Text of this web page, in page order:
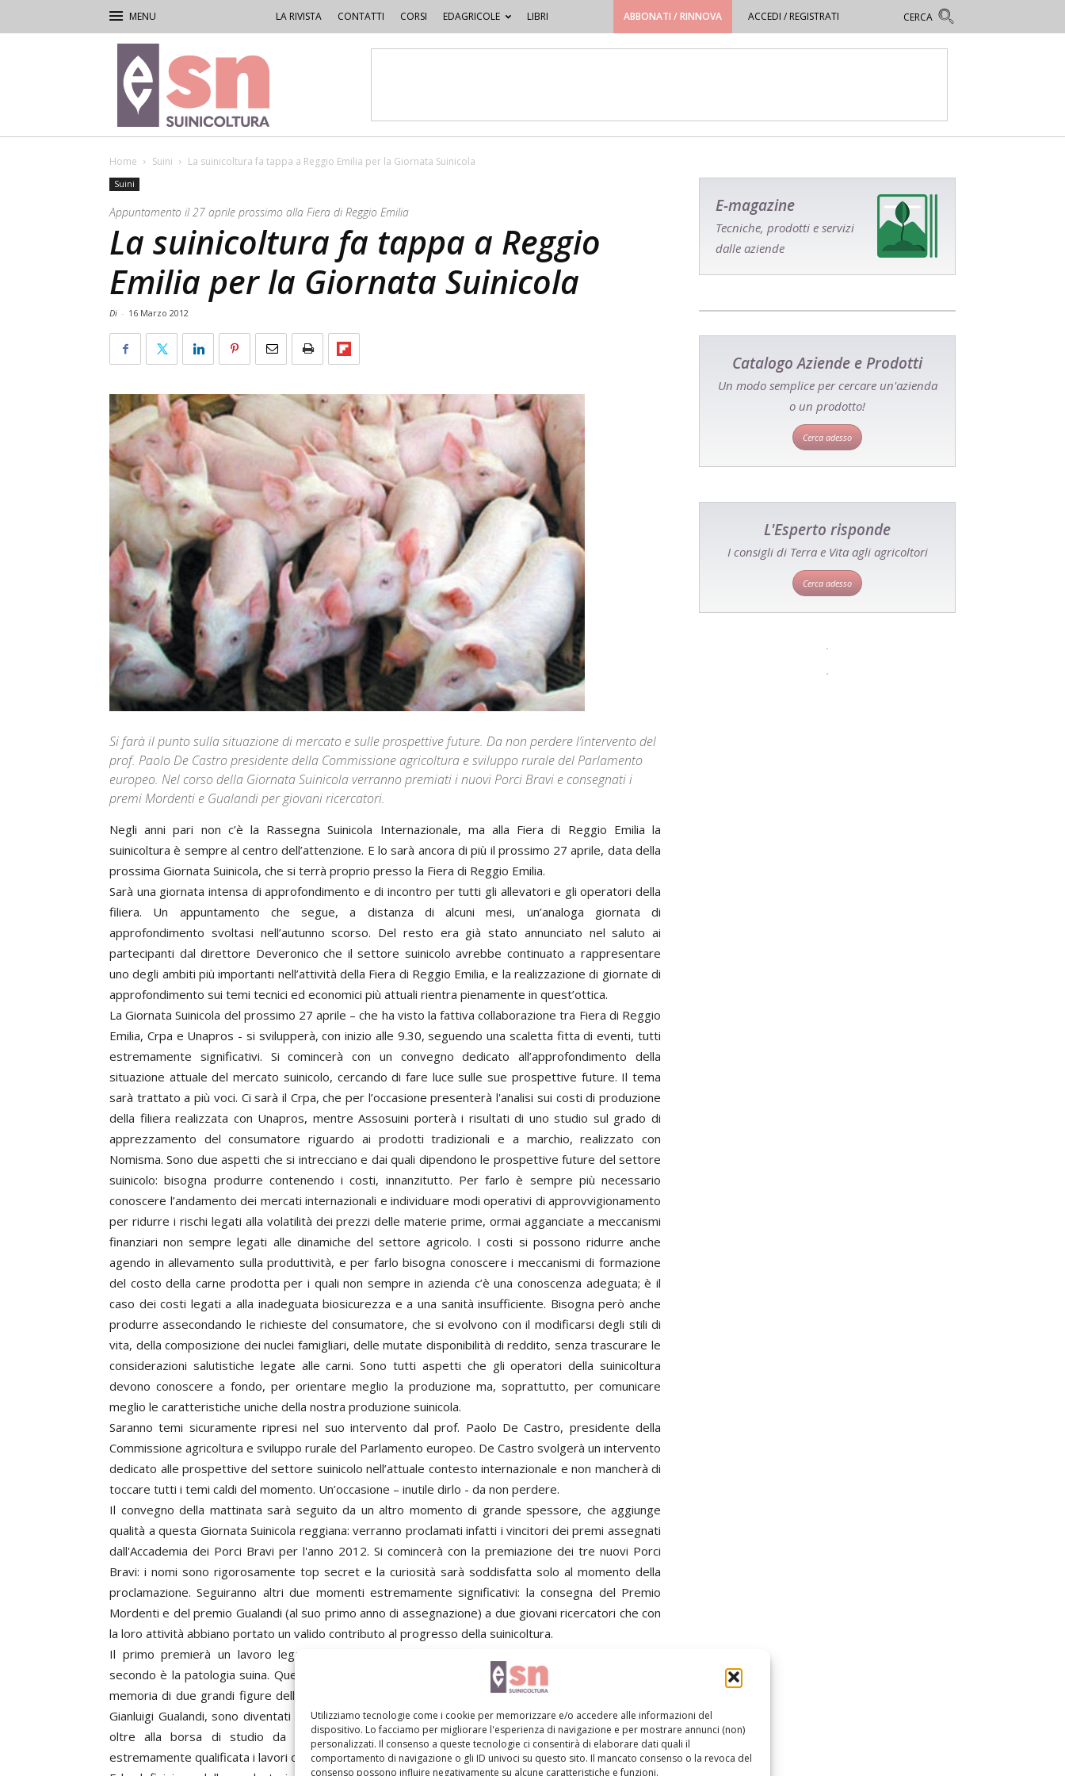
Utilizziamo tecnologie come i cookie per memorizzare e/o accedere alle informazioni del
dispositivo. Lo facciamo per migliorare l'esperienza di navigazione e per mostrare annunci (non)
personalizzati. Il consenso a queste tecnologie ci consentirà di elaborare dati quali il
comportamento di navigazione o gli ID univoci su questo sito. Il mancato consenso o la revoca del
consenso possono influire negativamente su alcune caratteristiche e funzioni.
LA RIVISTA CONTATTI CORSI EDAGRICOLE LIBRI ABBONATI / RINNOVA ACCEDI / REGISTRATI
Rivista
di
Suinicoltura
Home Suini La suinicoltura fa tappa a Reggio Emilia per la Giornata Suinicola
Suini
Appuntamento il 27 aprile prossimo alla Fiera di Reggio Emilia
La suinicoltura fa tappa a Reggio
Emilia per la Giornata Suinicola
Di - 16 Marzo 2012
Si farà il punto sulla situazione di mercato e sulle prospettive future. Da non perdere l’intervento del
prof. Paolo De Castro presidente della Commissione agricoltura e sviluppo rurale del Parlamento
europeo. Nel corso della Giornata Suinicola verranno premiati i nuovi Porci Bravi e consegnati i
premi Mordenti e Gualandi per giovani ricercatori.
Negli anni pari non c’è la Rassegna Suinicola Internazionale, ma alla Fiera di Reggio Emilia la
suinicoltura è sempre al centro dell’attenzione. E lo sarà ancora di più il prossimo 27 aprile, data della
prossima Giornata Suinicola, che si terrà proprio presso la Fiera di Reggio Emilia.
Sarà una giornata intensa di approfondimento e di incontro per tutti gli allevatori e gli operatori della
filiera. Un appuntamento che segue, a distanza di alcuni mesi, un’analoga giornata di
approfondimento svoltasi nell’autunno scorso. Del resto era già stato annunciato nel saluto ai
partecipanti dal direttore Deveronico che il settore suinicolo avrebbe continuato a rappresentare
uno degli ambiti più importanti nell’attività della Fiera di Reggio Emilia, e la realizzazione di giornate di
approfondimento sui temi tecnici ed economici più attuali rientra pienamente in quest’ottica.
La Giornata Suinicola del prossimo 27 aprile – che ha visto la fattiva collaborazione tra Fiera di Reggio
Emilia, Crpa e Unapros - si svilupperà, con inizio alle 9.30, seguendo una scaletta fitta di eventi, tutti
estremamente significativi. Si comincerà con un convegno dedicato all’approfondimento della
situazione attuale del mercato suinicolo, cercando di fare luce sulle sue prospettive future. Il tema
sarà trattato a più voci. Ci sarà il Crpa, che per l’occasione presenterà l'analisi sui costi di produzione
della filiera realizzata con Unapros, mentre Assosuini porterà i risultati di uno studio sul grado di
apprezzamento del consumatore riguardo ai prodotti tradizionali e a marchio, realizzato con
Nomisma. Sono due aspetti che si intrecciano e dai quali dipendono le prospettive future del settore
suinicolo: bisogna produrre contenendo i costi, innanzitutto. Per farlo è sempre più necessario
conoscere l’andamento dei mercati internazionali e individuare modi operativi di approvvigionamento
per ridurre i rischi legati alla volatilità dei prezzi delle materie prime, ormai agganciate a meccanismi
finanziari non sempre legati alle dinamiche del settore agricolo. I costi si possono ridurre anche
agendo in allevamento sulla produttività, e per farlo bisogna conoscere i meccanismi di formazione
del costo della carne prodotta per i quali non sempre in azienda c’è una conoscenza adeguata; è il
caso dei costi legati a alla inadeguata biosicurezza e a una sanità insufficiente. Bisogna però anche
produrre assecondando le richieste del consumatore, che si evolvono con il modificarsi degli stili di
vita, della composizione dei nuclei famigliari, delle mutate disponibilità di reddito, senza trascurare le
considerazioni salutistiche legate alle carni. Sono tutti aspetti che gli operatori della suinicoltura
devono conoscere a fondo, per orientare meglio la produzione ma, soprattutto, per comunicare
meglio le caratteristiche uniche della nostra produzione suinicola.
Saranno temi sicuramente ripresi nel suo intervento dal prof. Paolo De Castro, presidente della
Commissione agricoltura e sviluppo rurale del Parlamento europeo. De Castro svolgerà un intervento
dedicato alle prospettive del settore suinicolo nell’attuale contesto internazionale e non mancherà di
toccare tutti i temi caldi del momento. Un’occasione – inutile dirlo - da non perdere.
Il convegno della mattinata sarà seguito da un altro momento di grande spessore, che aggiunge
qualità a questa Giornata Suinicola reggiana: verranno proclamati infatti i vincitori dei premi assegnati
dall'Accademia dei Porci Bravi per l'anno 2012. Si comincerà con la premiazione dei tre nuovi Porci
Bravi: i nomi sono rigorosamente top secret e la curiosità sarà soddisfatta solo al momento della
proclamazione. Seguiranno altri due momenti estremamente significativi: la consegna del Premio
Mordenti e del premio Gualandi (al suo primo anno di assegnazione) a due giovani ricercatori che con
la loro attività abbiano portato un valido contributo al progresso della suinicoltura.
Il primo premierà un lavoro legato agli aspetti zootecnici e nutrizionistici, mentre l’ambito del
secondo è la patologia suina. Questi due premi, decisi dall’Accademia dei Porci Bravi per onorare la
memoria di due grandi figure della suinicoltura nazionale come il prof. Archimede Mordenti e il prof.
Gianluigi Gualandi, sono diventati due occasioni per dare spazio a giovani ricercatori, offrendo loro,
oltre alla borsa di studio da 2500 euro, la possibilità di esporre davanti a un’assemblea
estremamente qualificata i lavori originali per i quali sono stati premiati.
E-magazine
Tecniche, prodotti e servizi
dalle aziende
Catalogo Aziende e Prodotti
Un modo semplice per cercare un'azienda
o un prodotto!
Cerca adesso
L'Esperto risponde
I consigli di Terra e Vita agli agricoltori
Cerca adesso